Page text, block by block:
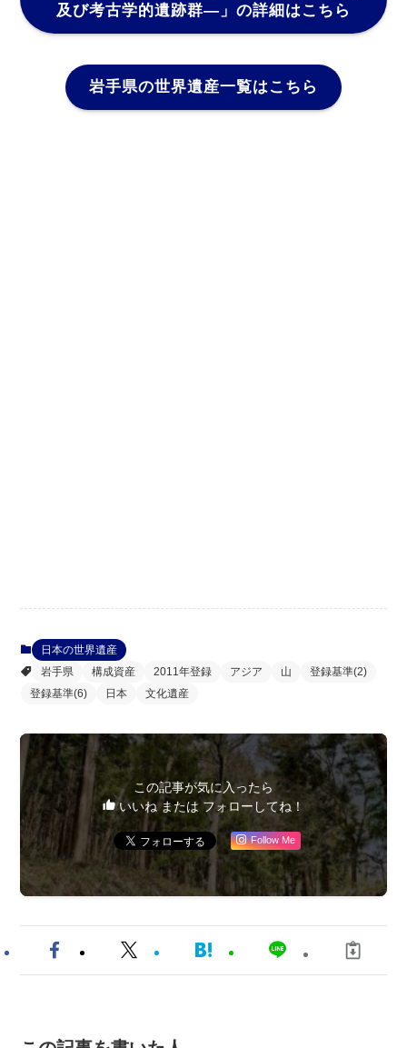
及び考古学的遺跡群―」 の詳細はこちら
岩手県の世界遺産一覧はこちら
日本の世界遺産
岩手県
構成資産 2011年登録 アジア 山
登録基準(2)
登録基準(6)
日本 文化遺産
この記事が気に入ったら
いいね または フォローしてね！
Follow Me